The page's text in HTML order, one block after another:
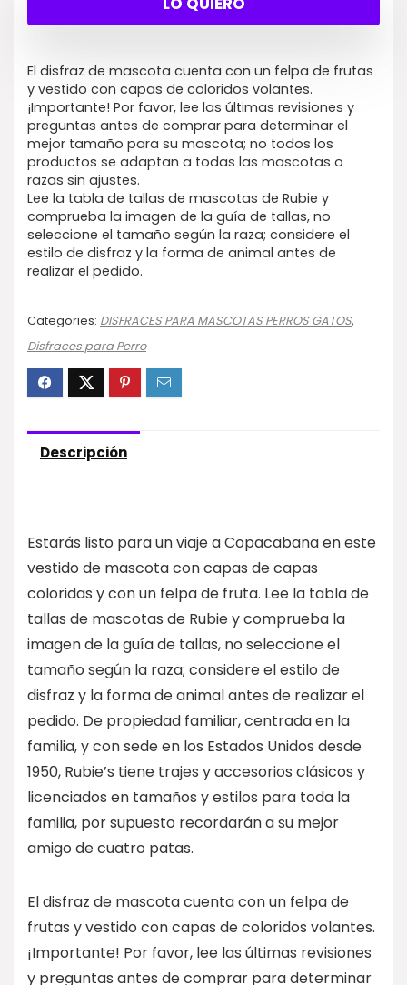
El disfraz de mascota cuenta con un felpa de frutas
y vestido con capas de coloridos volantes.
¡Importante! Por favor, lee las últimas revisiones y
preguntas antes de comprar para determinar el
mejor tamaño para su mascota; no todos los
productos se adaptan a todas las mascotas o
razas sin ajustes.
Lee la tabla de tallas de mascotas de Rubie y
comprueba la imagen de la guía de tallas, no
seleccione el tamaño según la raza; considere el
estilo de disfraz y la forma de animal antes de
realizar el pedido.
Categories: DISFRACES PARA MASCOTAS PERROS GATOS,
Disfraces para Perro
Descripción
Estarás listo para un viaje a Copacabana en este
vestido de mascota con capas de capas
coloridas y con un felpa de fruta. Lee la tabla de
tallas de mascotas de Rubie y comprueba la
imagen de la guía de tallas, no seleccione el
tamaño según la raza; considere el estilo de
disfraz y la forma de animal antes de realizar el
pedido. De propiedad familiar, centrada en la
familia, y con sede en los Estados Unidos desde
1950, Rubie’s tiene trajes y accesorios clásicos y
licenciados en tamaños y estilos para toda la
familia, por supuesto recordarán a su mejor
amigo de cuatro patas.
El disfraz de mascota cuenta con un felpa de
frutas y vestido con capas de coloridos volantes.
¡Importante! Por favor, lee las últimas revisiones
y preguntas antes de comprar para determinar